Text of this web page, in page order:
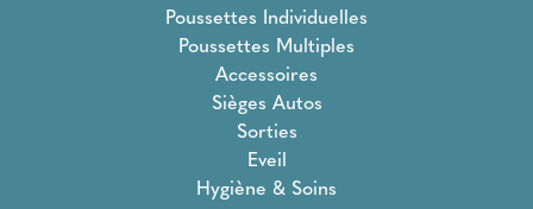
Poussettes Individuelles
Poussettes Multiples
Accessoires
Sièges Autos
Sorties
Eveil
Hygiène & Soins